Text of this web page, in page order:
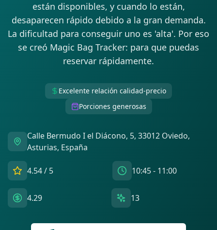
están disponibles, y cuando lo están,
desaparecen rápido debido a la gran demanda.
La dificultad para conseguir uno es 'alta'. Por eso
se creó Magic Bag Tracker: para que puedas
reservar rápidamente.
Excelente relación calidad-precio
Porciones generosas
Calle Bermudo I el Diácono, 5, 33012 Oviedo,
Asturias, España
4.54/ 5 10:45 - 11:00
4.29 13